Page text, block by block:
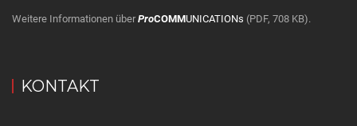
Weitere Informationen überProCOMMUNICATIONs (PDF, 708 KB).
KONTAKT